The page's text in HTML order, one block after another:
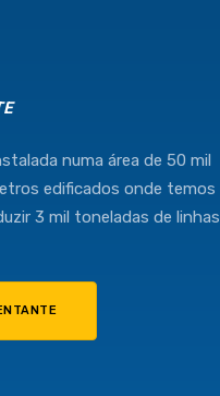
(11) 4634-8500
numa área de 50 mil
edificados onde temos
3 mil toneladas de linhas